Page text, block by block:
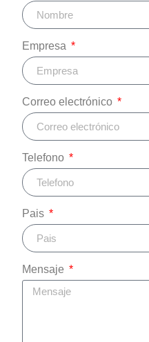
Empresa
Correo electrónico
Telefono
Pais
Mensaje